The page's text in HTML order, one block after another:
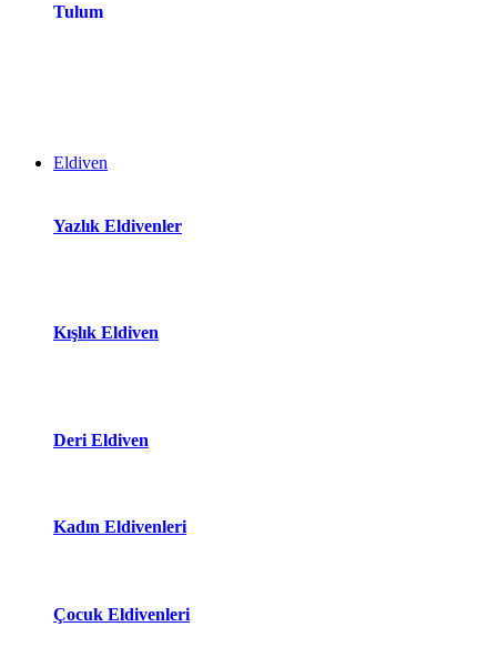
Tulum
Eldiven
Yazlık Eldivenler
Kışlık Eldiven
Deri Eldiven
Kadın Eldivenleri
Çocuk Eldivenleri